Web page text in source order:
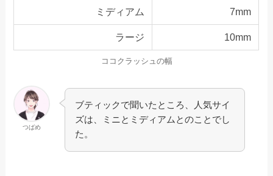
ミディアム 7mm
ラージ 10mm
ココクラッシュの幅
つばめ
ブティックで聞いたところ、人気サイ
ズは、ミニとミディアムとのことでし
た。